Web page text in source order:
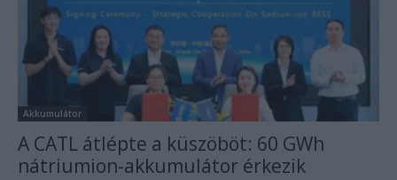
Akkumulátor
A CATL átlépte a küszöböt: 60 GWh
nátriumion-akkumulátor érkezik